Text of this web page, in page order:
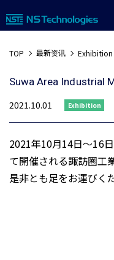
TOP 最新资讯 Exhibition
Suwa Area Industrial
2021.10.01
Exhibition
2021年10月14日～16
て開催される諏訪圏工
是非とも足をお運びく